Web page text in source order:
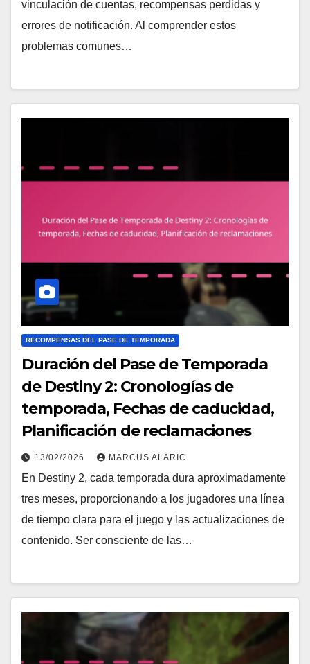
vinculación de cuentas, recompensas perdidas y
errores de notificación. Al comprender estos
problemas comunes…
RECOMPENSAS DEL PASE DE TEMPORADA
Duración del Pase de Temporada
de Destiny 2: Cronologías de
temporada, Fechas de caducidad,
Planificación de reclamaciones
13/02/2026 MARCUS ALARIC
En Destiny 2, cada temporada dura aproximadamente
tres meses, proporcionando a los jugadores una línea
de tiempo clara para el juego y las actualizaciones de
contenido. Ser consciente de las…